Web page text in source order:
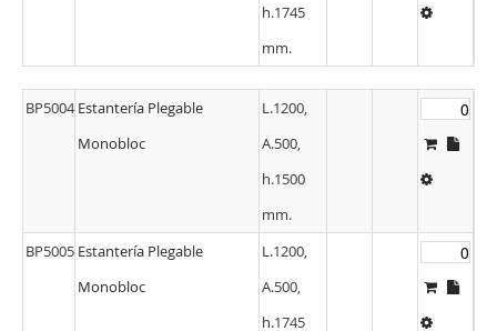
h.1745
mm.
BP5004 Estantería Plegable
Monobloc
L.1200,
A.500,
h.1500
mm.
BP5005 Estantería Plegable
Monobloc
L.1200,
A.500,
h.1745